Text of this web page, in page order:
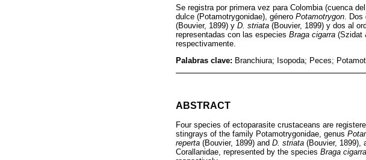
Se registra por primera vez para Colombia (cuenca
dulce (Potamotrygonidae), género Potamotrygon. Dos
(Bouvier, 1899) y D. striata (Bouvier, 1899) y dos al
representadas con las especies Braga cigarra (Szidat
respectivamente.
Palabras clave: Branchiura; Isopoda; Peces;
ABSTRACT
Four species of ectoparasite crustaceans are
stingrays of the family Potamotrygonidae, genus
reperta (Bouvier, 1899) and D. striata (Bouvier, 1899),
Corallanidae, represented by the species Braga cigarra